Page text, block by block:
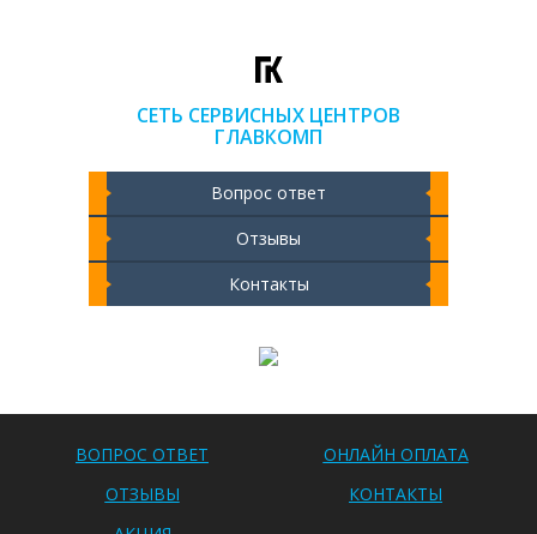
СЕТЬ СЕРВИСНЫХ ЦЕНТРОВ
ГЛАВКОМП
Вопрос ответ
Отзывы
Контакты
ВОПРОС ОТВЕТ
ОНЛАЙН ОПЛАТА
ОТЗЫВЫ
КОНТАКТЫ